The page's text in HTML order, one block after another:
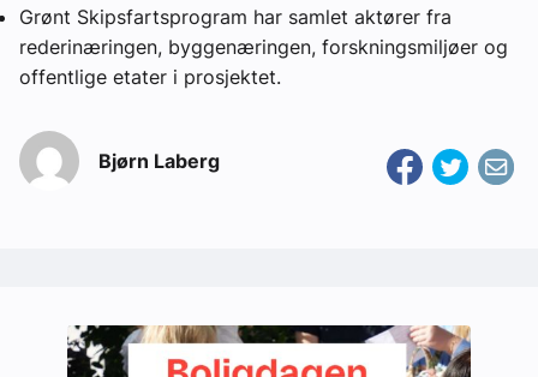
Grønt Skipsfartsprogram har samlet aktører fra
rederinæringen, byggenæringen, forskningsmiljøer og
offentlige etater i prosjektet.
Bjørn Laberg